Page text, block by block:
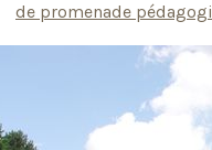
de promenade